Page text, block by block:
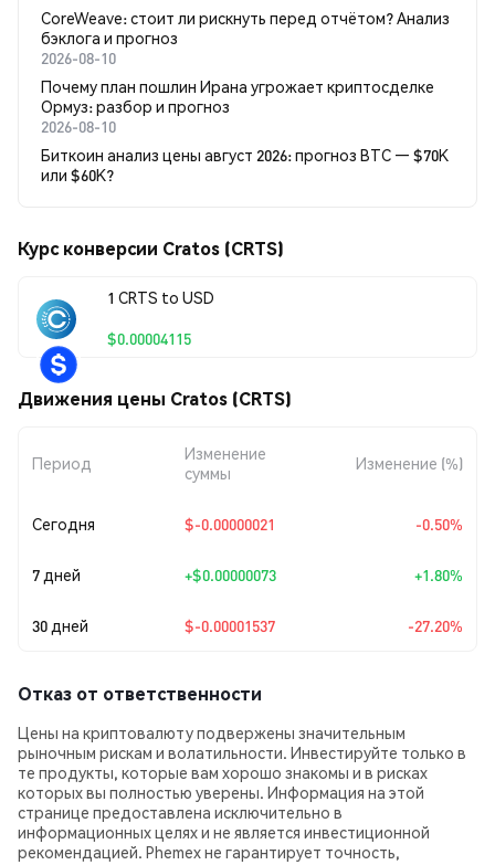
CoreWeave: стоит ли рискнуть перед отчётом? Анализ
бэклога и прогноз
2026-08-10
Почему план пошлин Ирана угрожает криптосделке
Ормуз: разбор и прогноз
2026-08-10
Биткоин анализ цены август 2026: прогноз BTC — $70K
или $60K?
Курс конверсии Cratos (CRTS)
1 CRTS to USD
$0.00004115
Движения цены Cratos (CRTS)
Период
Изменение
суммы
Изменение (%)
Сегодня $-0.00000021 -0.50%
7 дней +$0.00000073 +1.80%
30 дней $-0.00001537 -27.20%
Отказ от ответственности
Цены на криптовалюту подвержены значительным
рыночным рискам и волатильности. Инвестируйте только в
те продукты, которые вам хорошо знакомы и в рисках
которых вы полностью уверены. Информация на этой
странице предоставлена исключительно в
информационных целях и не является инвестиционной
рекомендацией. Phemex не гарантирует точность,